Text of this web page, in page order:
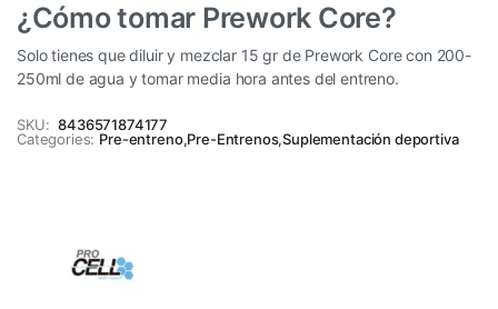
¿Cómo tomar Prework Core?
Solo tienes que diluir y mezclar 15 gr de Prework Core con 200-
250ml de agua y tomar media hora antes del entreno.
SKU: 8436571874177
Categories: Pre-entreno,Pre-Entrenos,Suplementación deportiva